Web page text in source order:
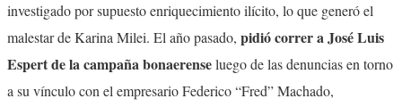
investigado por supuesto enriquecimiento ilícito, lo que generó el
malestar de Karina Milei. El año pasado, pidió correr a José Luis
Espert de la campaña bonaerenseluego de las denuncias en torno
a su vínculo con el empresario Federico “Fred” Machado,